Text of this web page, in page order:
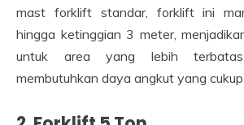
mast forklift standar, forklift ini
hingga ketinggian 3 meter,
untuk area yang lebih
membutuhkan daya angkut yang